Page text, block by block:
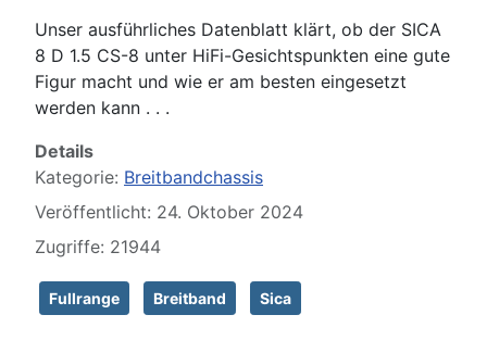
Unser ausführliches Datenblatt klärt, ob der SICA
8 D 1.5 CS-8 unter HiFi-Gesichtspunkten eine gute
Figur macht und wie er am besten eingesetzt
werden kann . . .
Details
Kategorie: Breitbandchassis
Veröffentlicht: 24. Oktober 2024
Zugriffe: 21944
Fullrange Breitband Sica